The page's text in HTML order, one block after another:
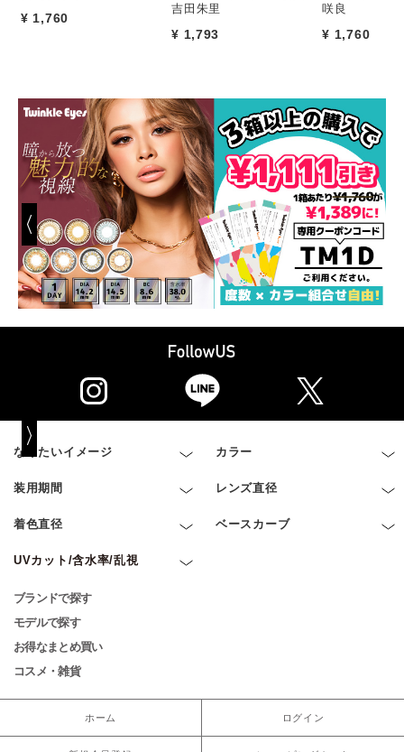
¥ 1,760
吉田朱里
¥ 1,793
咲良
¥ 1,760
なりたいイメージ カラー
装用期間 レンズ直径
着色直径 ベースカーブ
UVカット/含水率/乱視
ブランドで探す
モデルで探す
お得なまとめ買い
コスメ・雑貨
ホーム ログイン